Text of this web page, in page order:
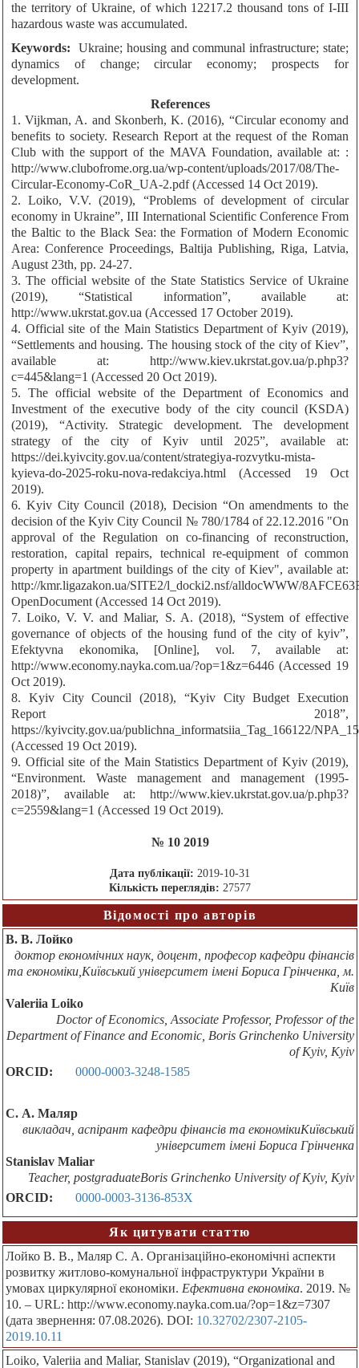
the territory of Ukraine, of which 12217.2 thousand tons of I-III
hazardous waste was accumulated.
Keywords:
Ukraine; housing and communal infrastructure; state;
dynamics of change; circular economy; prospects for
development.
References
1. Vijkman, A. and Skonberh, K. (2016), “Circular economy and
benefits to society. Research Report at the request of the Roman
Club with the support of the MAVA Foundation, available at: :
http://www.clubofrome.org.ua/wp-content/uploads/2017/08/The-
Circular-Economy-CoR_UA-2.pdf (Accessed 14 Oct 2019).
2. Loiko, V.V. (2019), “Problems of development of circular
economy in Ukraine”, IІI International Scientific Conference From
the Baltic to the Black Sea: the Formation of Modern Economic
Area: Conference Proceedings, Baltija Publishing, Riga, Latvia,
August 23th, pp. 24-27.
3. The official website of the State Statistics Service of Ukraine
(2019), “Statistical information”, available at:
http://www.ukrstat.gov.ua (Accessed 17 October 2019).
4. Official site of the Main Statistics Department of Kyiv (2019),
“Settlements and housing. The housing stock of the city of Kiev”,
available at: http://www.kiev.ukrstat.gov.ua/p.php3?
c=445&lang=1 (Accessed 20 Oct 2019).
5. The official website of the Department of Economics and
Investment of the executive body of the city council (KSDA)
(2019), “Activity. Strategic development. The development
strategy of the city of Kyiv until 2025”, available at:
https://dei.kyivcity.gov.ua/content/strategiya-rozvytku-mista-
kyieva-do-2025-roku-nova-redakciya.html (Accessed 19 Oct
2019).
6. Kyiv City Council (2018), Decision “On amendments to the
decision of the Kyiv City Council № 780/1784 of 22.12.2016 "On
approval of the Regulation on co-financing of reconstruction,
restoration, capital repairs, technical re-equipment of common
property in apartment buildings of the city of Kiev", available at:
http://kmr.ligazakon.ua/SITE2/l_docki2.nsf/alldocWWW/
OpenDocument (Accessed 14 Oct 2019).
7. Loiko, V. V. and Maliar, S. A. (2018), “System of effective
governance of objects of the housing fund of the city of kyiv”,
Efektyvna ekonomika, [Online], vol. 7, available at:
http://www.economy.nayka.com.ua/?op=1&z=6446 (Accessed 19
Oct 2019).
8. Kyiv City Council (2018), “Kyiv City Budget Execution
Report 2018”,
https://kyivcity.gov.ua/publichna_informatsiia_Tag_166122/
(Accessed 19 Oct 2019).
9. Official site of the Main Statistics Department of Kyiv (2019),
“Environment. Waste management and management (1995-
2018)”, available at: http://www.kiev.ukrstat.gov.ua/p.php3?
c=2559&lang=1 (Accessed 19 Oct 2019).
№ 10 2019
Дата публікації: 2019-10-31
Кількість переглядів: 27577
Відомості про авторів
В. В. Лойко
доктор економічних наук, доцент, професор кафедри фінансів
та економіки,Київський університет імені Бориса Грінченка, м.
Київ
Valeriia Loiko
Doctor of Economics, Associate Professor, Professor of the
Department of Finance and Economic, Boris Grinchenko University
of Kyiv, Kyiv
ORCID:
0000-0003-3248-1585
С. А. Маляр
викладач, аспірант кафедри фінансів та економікиКиївський
університет імені Бориса Грінченка
Stanislav Maliar
Teacher, postgraduateBoris Grinchenko University of Kyiv, Kyiv
ORCID:
0000-0003-3136-853X
Як цитувати статтю
Лойко В. В., Маляр С. А. Організаційно-економічні аспекти
розвитку житлово-комунальної інфраструктури України в
умовах циркулярної економіки. Ефективна економіка. 2019. №
10. – URL: http://www.economy.nayka.com.ua/?op=1&z=7307
(дата звернення: 07.08.2026). DOI: 10.32702/2307-2105-
2019.10.11
Loiko, Valeriia and Maliar, Stanislav (2019), “Organizational and